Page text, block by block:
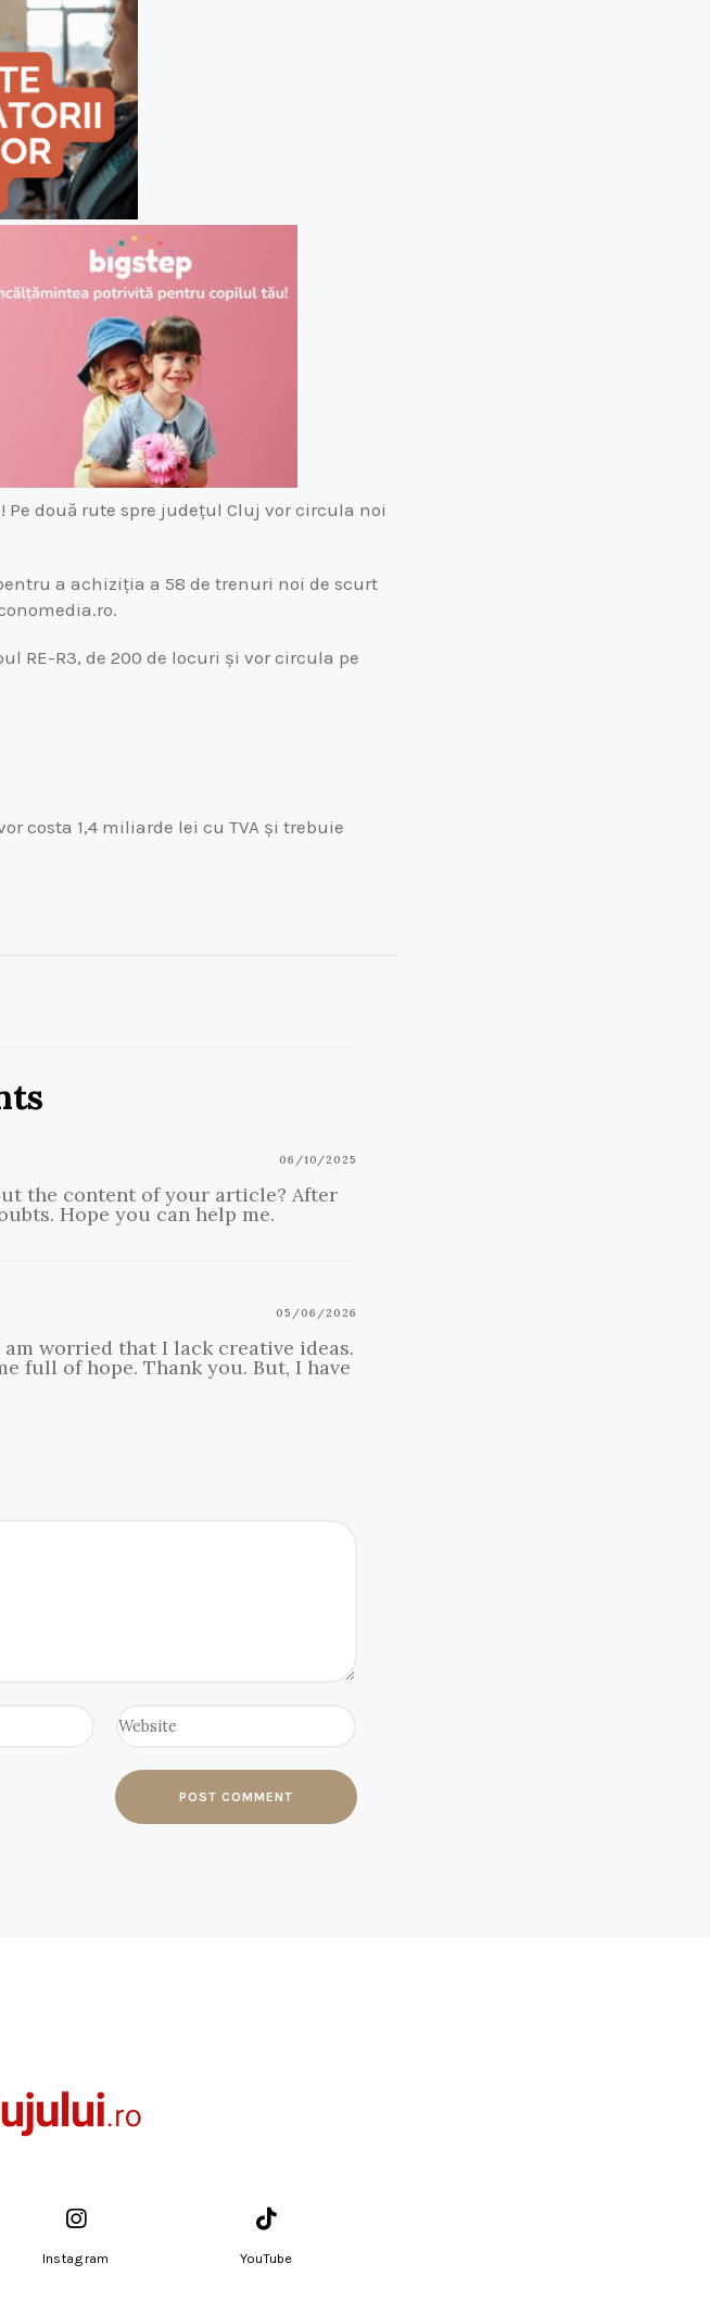
două rute spre județul Cluj vor circula noi
a achiziția a 58 de trenuri noi de scurt
RE-R3, de 200 de locuri și vor circula pe
costa 1,4 miliarde lei cu TVA și trebuie
06/10/2025
the content of your article? After
Hope you can help me.
05/06/2026
worried that I lack creative ideas.
full of hope. Thank you. But, I have
Instagram YouTube